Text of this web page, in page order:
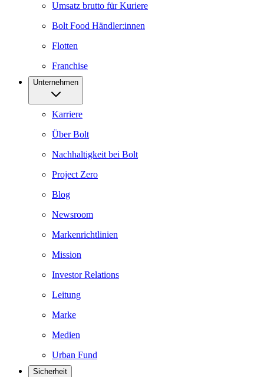
Umsatz brutto für Kuriere
Bolt Food Händler:innen
Flotten
Franchise
Unternehmen
Karriere
Über Bolt
Nachhaltigkeit bei Bolt
Project Zero
Blog
Newsroom
Markenrichtlinien
Mission
Investor Relations
Leitung
Marke
Medien
Urban Fund
Sicherheit